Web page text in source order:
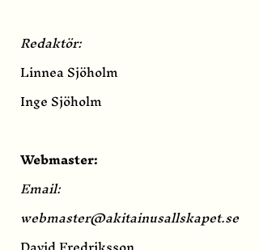
Redaktör:
Linnea Sjöholm
Inge Sjöholm
Webmaster:
Email:
webmaster@akitainusallskapet.se